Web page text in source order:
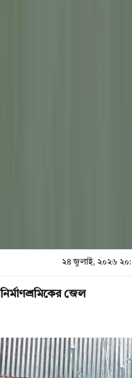
২৪ জুলাই, ২০২৬
জেল